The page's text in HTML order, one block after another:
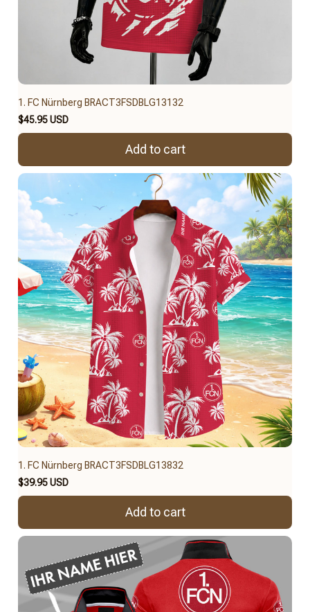
1. FC Nürnberg BRACT3FSDBLG13132
$45.95 USD
Add to cart
1. FC Nürnberg BRACT3FSDBLG13832
$39.95 USD
Add to cart